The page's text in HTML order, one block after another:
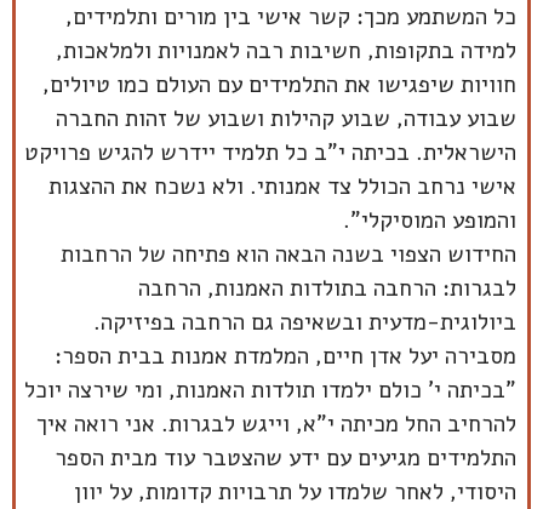
כל המשתמע מכך: קשר אישי בין מורים ותלמידים,
למידה בתקופות, חשיבות רבה לאמנויות ולמלאכות,
חוויות שיפגישו את התלמידים עם העולם כמו טיולים,
שבוע עבודה, שבוע קהילות ושבוע של זהות החברה
הישראלית. בכיתה י"ב כל תלמיד יידרש להגיש פרויקט
אישי נרחב הכולל צד אמנותי. ולא נשכח את ההצגות
והמופע המוסיקלי”.
החידוש הצפוי בשנה הבאה הוא פתיחה של הרחבות
לבגרות: הרחבה בתולדות האמנות, הרחבה
ביולוגית-מדעית ובשאיפה גם הרחבה בפיזיקה.
מסבירה יעל אדן חיים, המלמדת אמנות בבית הספר:
"בכיתה י' כולם ילמדו תולדות האמנות, ומי שירצה יוכל
להרחיב החל מכיתה י"א, וייגש לבגרות. אני רואה איך
התלמידים מגיעים עם ידע שהצטבר עוד מבית הספר
היסודי, לאחר שלמדו על תרבויות קדומות, על יוון